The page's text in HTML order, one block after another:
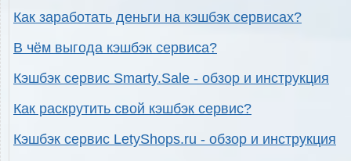
Как заработать деньги на кэшбэк сервисах?
В чём выгода кэшбэк сервиса?
Кэшбэк сервис Smarty.Sale - обзор и инструкция
Как раскрутить свой кэшбэк сервис?
Кэшбэк сервис LetyShops.ru - обзор и инструкция